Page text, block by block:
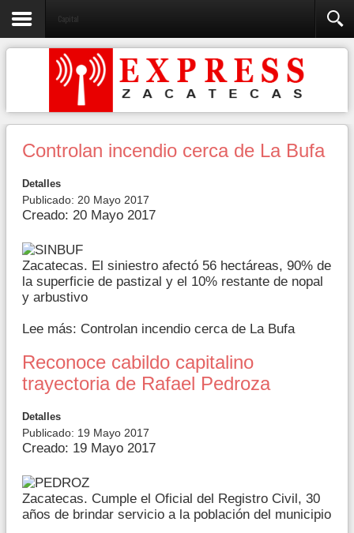
Capital
Controlan incendio cerca de La Bufa
Detalles
Publicado: 20 Mayo 2017
Creado: 20 Mayo 2017
Zacatecas. El siniestro afectó 56 hectáreas, 90% de
la superficie de pastizal y el 10% restante de nopal
y arbustivo
Lee más: Controlan incendio cerca de La Bufa
Reconoce cabildo capitalino
trayectoria de Rafael Pedroza
Detalles
Publicado: 19 Mayo 2017
Creado: 19 Mayo 2017
Zacatecas. Cumple el Oficial del Registro Civil, 30
años de brindar servicio a la población del municipio